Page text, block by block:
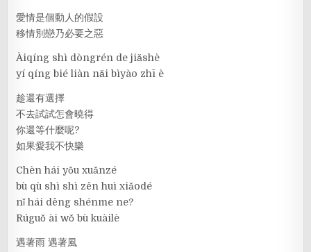
愛情是個動人的假設
移情別戀乃必要之惡
Àiqíng shì dòngrén de jiǎshè
yí qíng bié liàn nǎi bìyào zhī è
趁還有選擇
不去試試怎會曉得
你還等什麼呢?
如果愛我不快樂
Chèn hái yǒu xuǎnzé
bù qù shì shì zěn huì xiǎodé
nǐ hái děng shénme ne?
Rúguǒ ài wǒ bù kuàilè
遇著雨 遇著風